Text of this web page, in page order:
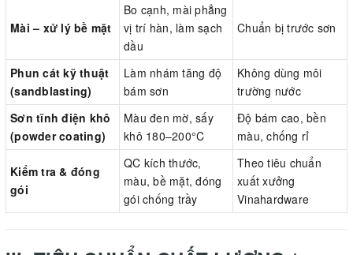
Mài – xử lý bề mặt
Bo cạnh, mài phẳng
vị trí hàn, làm sạch
dầu
Chuẩn bị trước sơn
Phun cát kỹ thuật
(sandblasting)
Làm nhám tăng độ
bám sơn
Không dùng môi
trường nước
Sơn tĩnh điện khô
(powder coating)
Màu đen mờ, sấy
khô 180–200°C
Độ bám cao, bền
màu, chống rỉ
Kiểm tra & đóng
gói
QC kích thước,
màu, bề mặt, đóng
gói chống trầy
Theo tiêu chuẩn
xuất xưởng
Vinahardware